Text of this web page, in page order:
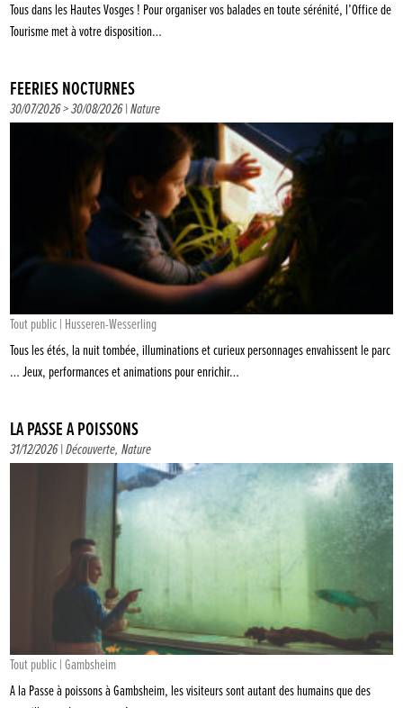
Tous dans les Hautes Vosges ! Pour organiser vos balades en toute sérénité, l’Office de
Tourisme met à votre disposition…
FÉERIES NOCTURNES
30/07/2026 > 30/08/2026 |Nature
Tout public | Husseren-Wesserling
Tous les étés, la nuit tombée, illuminations et curieux personnages envahissent le parc
… Jeux, performances et animations pour enrichir…
LA PASSE À POISSONS
31/12/2026 |Découverte,Nature
Tout public | Gambsheim
A la Passe à poissons à Gambsheim, les visiteurs sont autant des humains que des